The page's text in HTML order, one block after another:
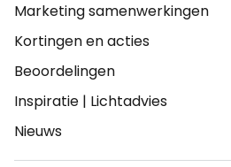
Marketing samenwerkingen
Kortingen en acties
Beoordelingen
Inspiratie | Lichtadvies
Nieuws